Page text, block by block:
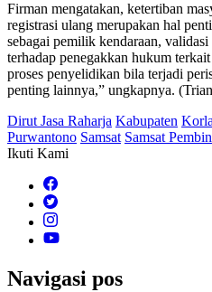
Firman mengatakan, ketertiban
registrasi ulang merupakan hal
sebagai pemilik kendaraan,
terhadap penegakkan hukum
proses penyelidikan bila terjadi
penting lainnya,” ungkapnya.
Dirut Jasa Raharja Kabupaten
Purwantono Samsat Samsat
Ikuti Kami
Navigasi pos